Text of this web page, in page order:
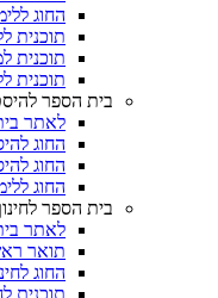
החוג
תוכנית
תוכנית
תוכנית
בית הספר
לאתר
החוג
החוג
החוג
בית הספר
לאתר
תואר
החוג
תוכנית